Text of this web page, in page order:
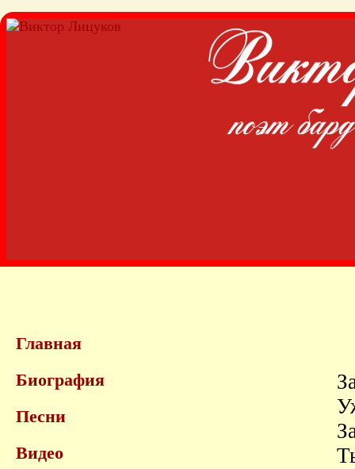
Главная
Биография
Песни
Видео